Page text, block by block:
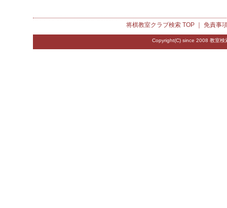
将棋教室クラブ検索TOP ｜ 免責事
Copyright(C) since 2008 教室検